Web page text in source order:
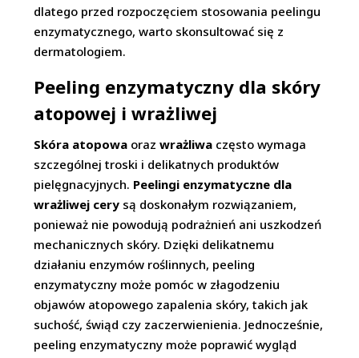
dlatego przed rozpoczęciem stosowania peelingu
enzymatycznego, warto skonsultować się z
dermatologiem.
Peeling enzymatyczny dla skóry
atopowej i wrażliwej
Skóra atopowa orazwrażliwa często wymaga
szczególnej troski i delikatnych produktów
pielęgnacyjnych. Peelingi enzymatyczne dla
wrażliwej cery są doskonałym rozwiązaniem,
ponieważ nie powodują podrażnień ani uszkodzeń
mechanicznych skóry. Dzięki delikatnemu
działaniu enzymów roślinnych, peeling
enzymatyczny może pomóc w złagodzeniu
objawów atopowego zapalenia skóry, takich jak
suchość, świąd czy zaczerwienienia. Jednocześnie,
peeling enzymatyczny może poprawić wygląd